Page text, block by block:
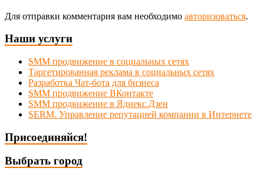
Для отправки комментария вам необходимо авторизоваться.
Наши услуги
SMM продвижение в социальных сетях
Таргетированная реклама в социальных сетях
Разработка Чат-бота для бизнеса
SMM продвижение ВКонтакте
SMM продвижение в Яднекс.Дзен
SERM. Управление репутацией компании в Интернете
Присоединяйся!
Выбрать город